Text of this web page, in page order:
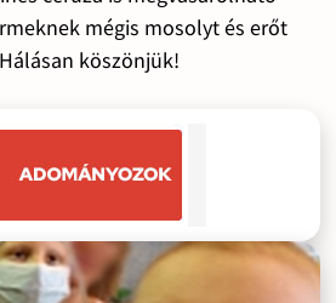
mégis mosolyt és erőt
köszönjük!